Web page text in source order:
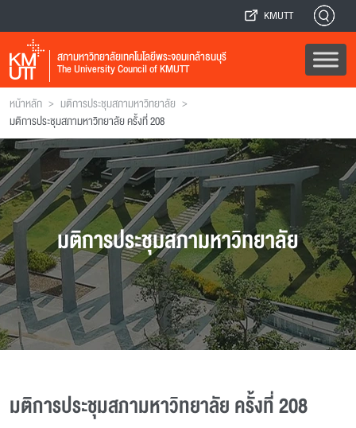
KMUTT
สภามหาวิทยาลัยเทคโนโลยีพระจอมเกล้าธนบุรี
The University Council of KMUTT
หน้าหลัก > มติการประชุมสภามหาวิทยาลัย >
มติการประชุมสภามหาวิทยาลัย ครั้งที่ 208
มติการประชุมสภามหาวิทยาลัย
มติการประชุมสภามหาวิทยาลัย ครั้งที่ 208